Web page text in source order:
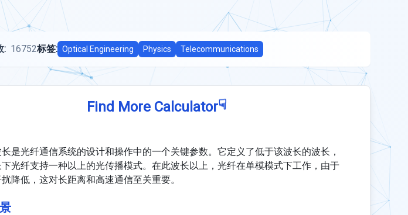
: 16752标签: Optical Engineering Physics Telecommunications
Find More Calculator☟
是光纤通信系统的设计和操作中的一个关键参数。它定义了低于该波长的波长，
光纤支持一种以上的光传播模式。在此波长以上，光纤在单模模式下工作，由于
降低，这对长距离和高速通信至关重要。